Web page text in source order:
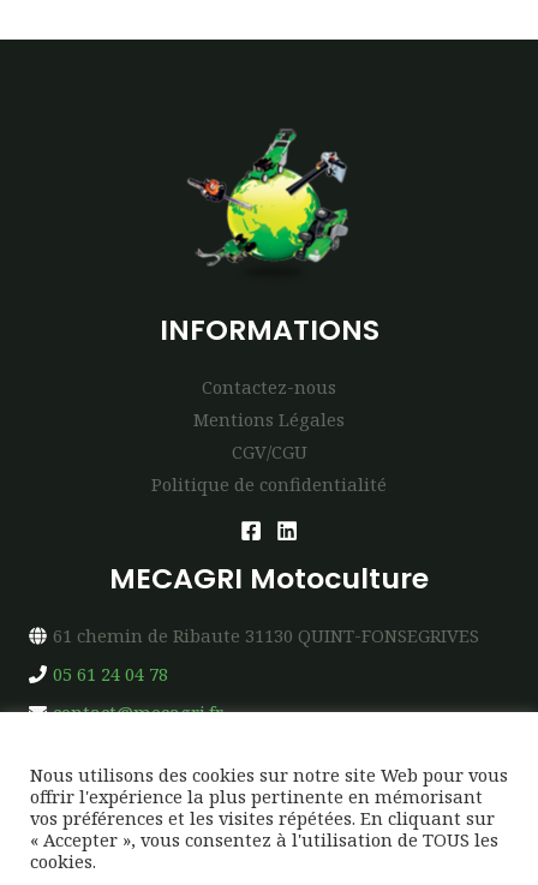
INFORMATIONS
Contactez-nous
Mentions Légales
CGV/CGU
Politique de confidentialité
MECAGRI Motoculture
61 chemin de Ribaute 31130 QUINT-FONSEGRIVES
05 61 24 04 78
contact@mecagri.fr
Nous utilisons des cookies sur notre site Web pour vous
offrir l'expérience la plus pertinente en mémorisant
vos préférences et les visites répétées. En cliquant sur
« Accepter », vous consentez à l'utilisation de TOUS les
cookies.